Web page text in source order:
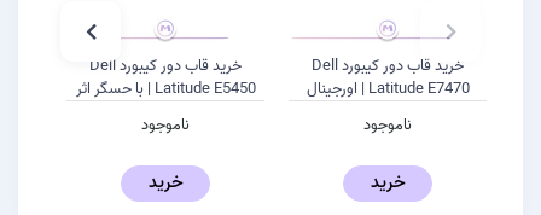
خرید قاب دور کیبورد Dell
Latitude E7470 | اورجینال
ناموجود
خرید
خرید قاب دور کیبورد Dell
Latitude E5450 | با حسگر اثر
انگشت
ناموجود
خرید